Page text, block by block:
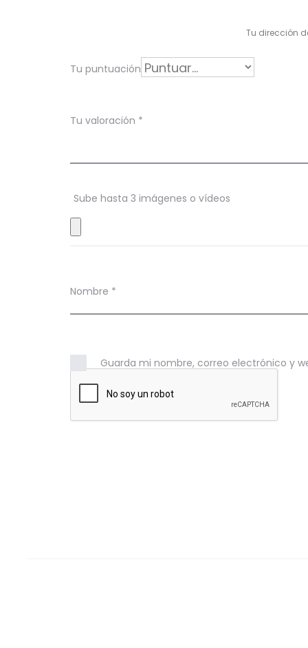
r
c
n
e
Tu dirección
Tu puntuación
Tu valoración *
Sube hasta 3 imágenes o vídeos
Nombre *
Guarda mi nombre, correo electrónico y